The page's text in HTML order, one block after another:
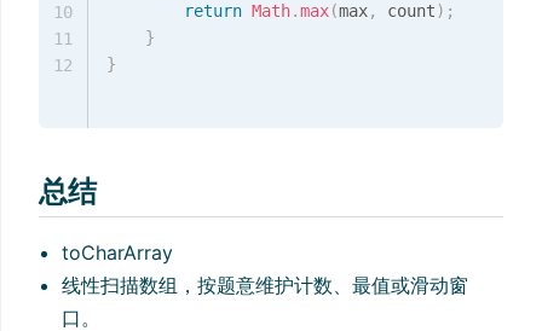
return Math.max(max, count) ;
}
}
10
11
12
总结
toCharArray
线性扫描数组，按题意维护计数、最值或滑动窗
口。